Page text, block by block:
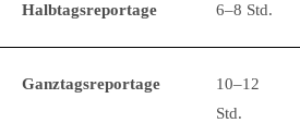
Halbtagsreportage 6–8 Std.
Ganztagsreportage
10–12
Std.